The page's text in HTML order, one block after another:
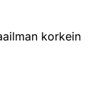
korkein